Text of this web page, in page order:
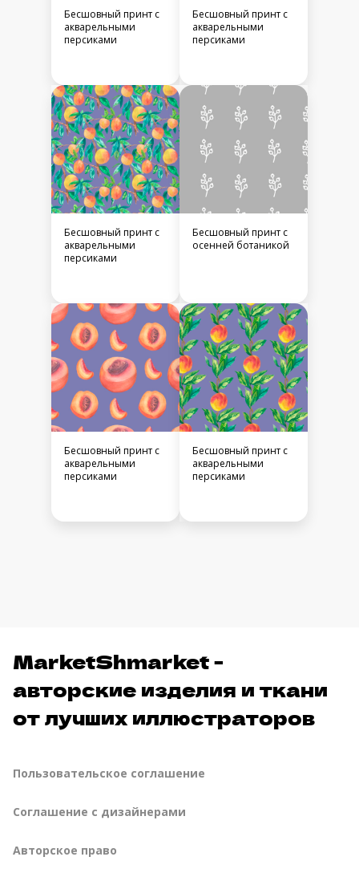
Бесшовный принт c
акварельными
персиками
Бесшовный принт c
акварельными
персиками
Бесшовный принт c
акварельными
персиками
Бесшовный принт c
осенней ботаникой
Бесшовный принт c
акварельными
персиками
Бесшовный принт c
акварельными
персиками
MarketShmarket -
авторские изделия и ткани
от лучших иллюстраторов
Пользовательское соглашение
Соглашение с дизайнерами
Авторское право